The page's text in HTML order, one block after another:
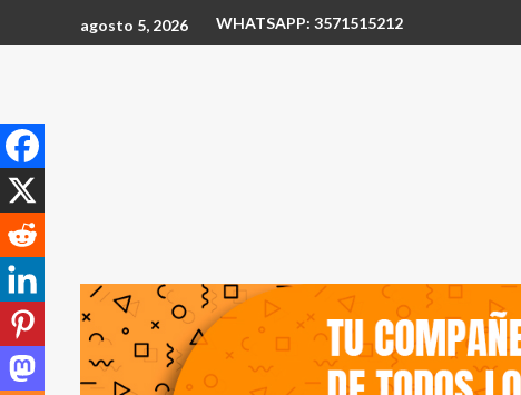
agosto 5, 2026 WHATSAPP: 3571515212